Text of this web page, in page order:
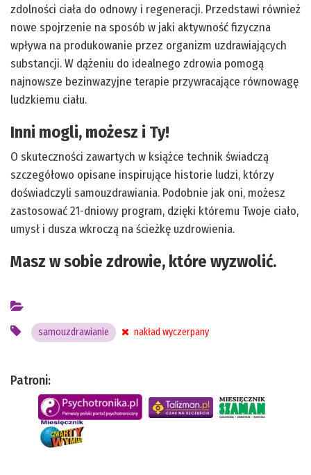
zdolności ciała do odnowy i regeneracji. Przedstawi również
nowe spojrzenie na sposób w jaki aktywność fizyczna
wpływa na produkowanie przez organizm uzdrawiających
substancji. W dążeniu do idealnego zdrowia pomogą
najnowsze bezinwazyjne terapie przywracające równowagę
ludzkiemu ciału.
Inni mogli, możesz i Ty!
O skuteczności zawartych w książce technik świadczą
szczegółowo opisane inspirujące historie ludzi, którzy
doświadczyli samouzdrawiania. Podobnie jak oni, możesz
zastosować 21-dniowy program, dzięki któremu Twoje ciało,
umysł i dusza wkroczą na ścieżkę uzdrowienia.
Masz w sobie zdrowie, które wyzwolić.
samouzdrawianie nakład wyczerpany
Patroni: